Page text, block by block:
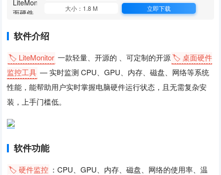
大小：1.8 M
立即下载
软件介绍
🏷️ LiteMonitor 一款轻量、开源的 、可定制的开源🏷️ 桌面硬件
监控工具 — 实时监测 CPU、GPU、内存、磁盘、网络等系统
性能，能帮助用户实时掌握电脑硬件运行状态，且无需复杂安
装，上手门槛低。
软件功能
🏷️ 硬件监控 ：CPU、GPU、内存、磁盘、网络的使用率、温